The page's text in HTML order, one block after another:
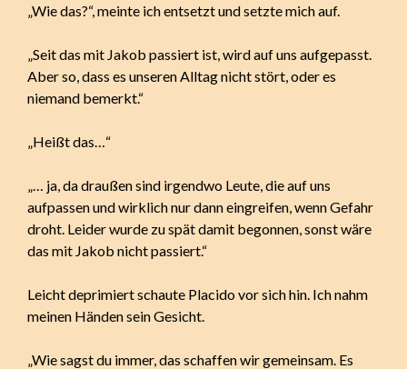
„Wie das?“, meinte ich entsetzt und setzte mich auf.
„Seit das mit Jakob passiert ist, wird auf uns aufgepasst.
Aber so, dass es unseren Alltag nicht stört, oder es
niemand bemerkt.“
„Heißt das…“
„… ja, da draußen sind irgendwo Leute, die auf uns
aufpassen und wirklich nur dann eingreifen, wenn Gefahr
droht. Leider wurde zu spät damit begonnen, sonst wäre
das mit Jakob nicht passiert.“
Leicht deprimiert schaute Placido vor sich hin. Ich nahm
meinen Händen sein Gesicht.
„Wie sagst du immer, das schaffen wir gemeinsam. Es